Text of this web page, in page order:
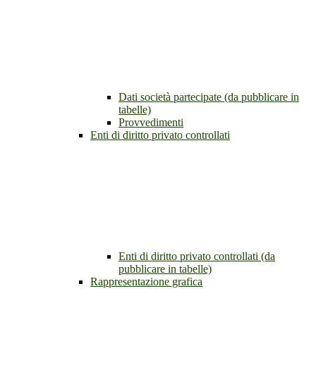
Dati società partecipate (da pubblicare in
tabelle)
Provvedimenti
Enti di diritto privato controllati
Enti di diritto privato controllati (da
pubblicare in tabelle)
Rappresentazione grafica